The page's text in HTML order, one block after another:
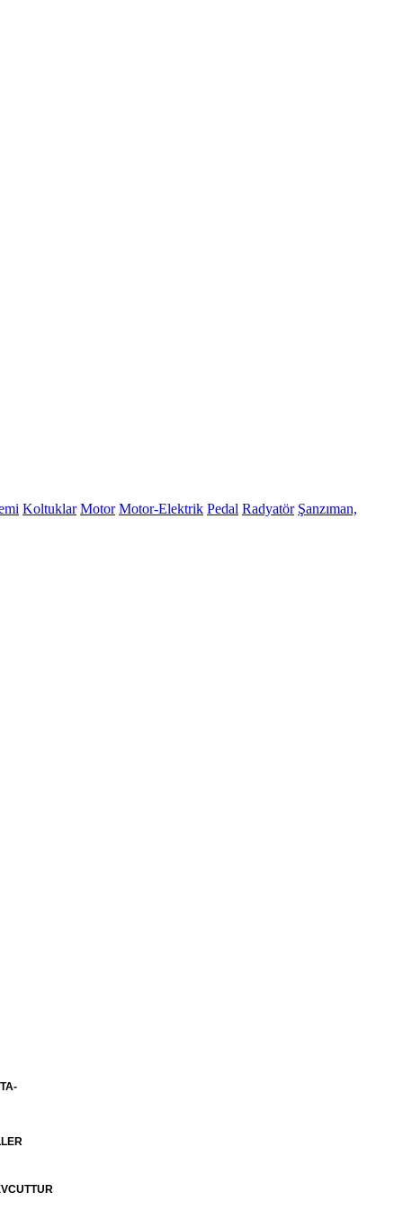
Koltuklar Motor Motor-Elektrik Pedal Radyatör Şanzıman,